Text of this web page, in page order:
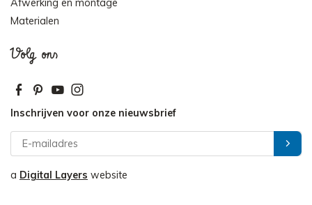
Afwerking en montage
Materialen
Volg ons
Inschrijven voor onze nieuwsbrief
a Digital Layers website